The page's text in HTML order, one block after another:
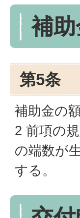
補
第5条
補助金の
2 前項の
の端数が
する。